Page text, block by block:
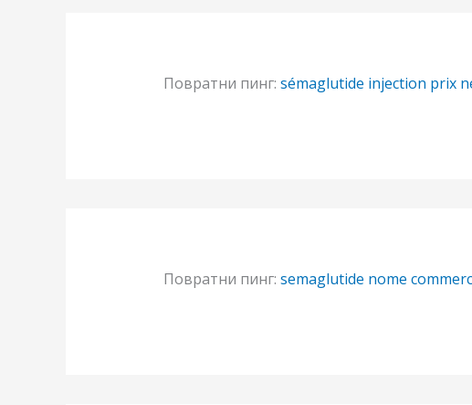
Повратни пинг: sémaglutide injection prix
Повратни пинг: semaglutide nome